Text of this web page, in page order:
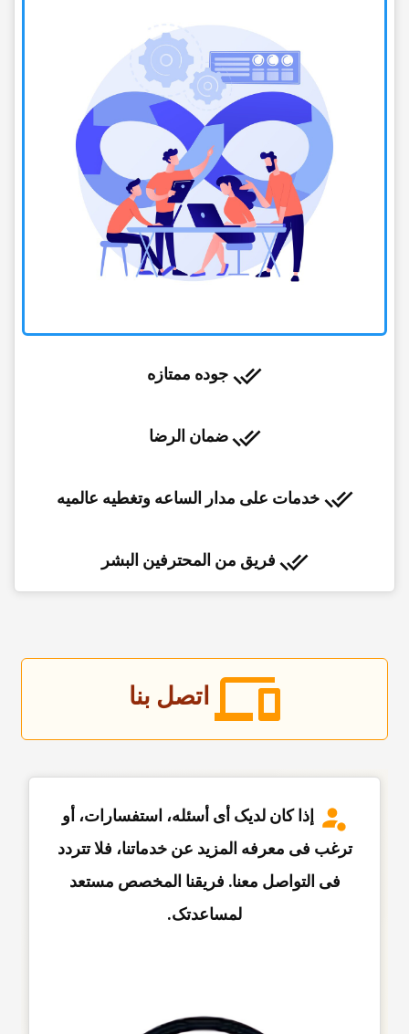
جوده ممتازه
ضمان الرضا
خدمات على مدار الساعه وتغطیه عالمیه
فریق من المحترفین البشر
اتصل بنا
إذا کان لدیک أی أسئله، استفسارات، أو
ترغب فی معرفه المزید عن خدماتنا، فلا تتردد
فی التواصل معنا. فریقنا المخصص مستعد
لمساعدتک.